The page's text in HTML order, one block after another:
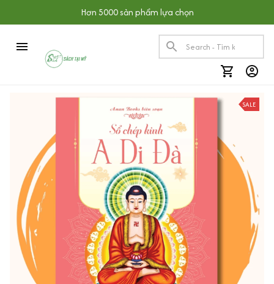
Hơn 5000 sản phẩm lựa chọn
SALE